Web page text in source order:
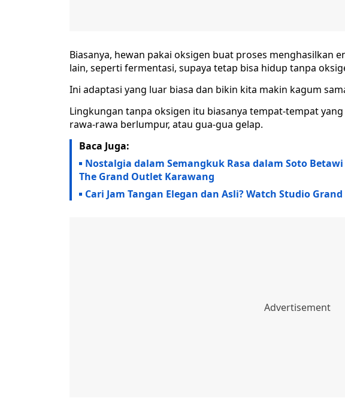
Biasanya, hewan pakai oksigen buat proses menghasilkan
lain, seperti fermentasi, supaya tetap bisa hidup tanpa
Ini adaptasi yang luar biasa dan bikin kita makin kagum
Lingkungan tanpa oksigen itu biasanya tempat-tempat
rawa-rawa berlumpur, atau gua-gua gelap.
Baca Juga:
Nostalgia dalam Semangkuk Rasa dalam Soto
The Grand Outlet Karawang
Cari Jam Tangan Elegan dan Asli? Watch Studio